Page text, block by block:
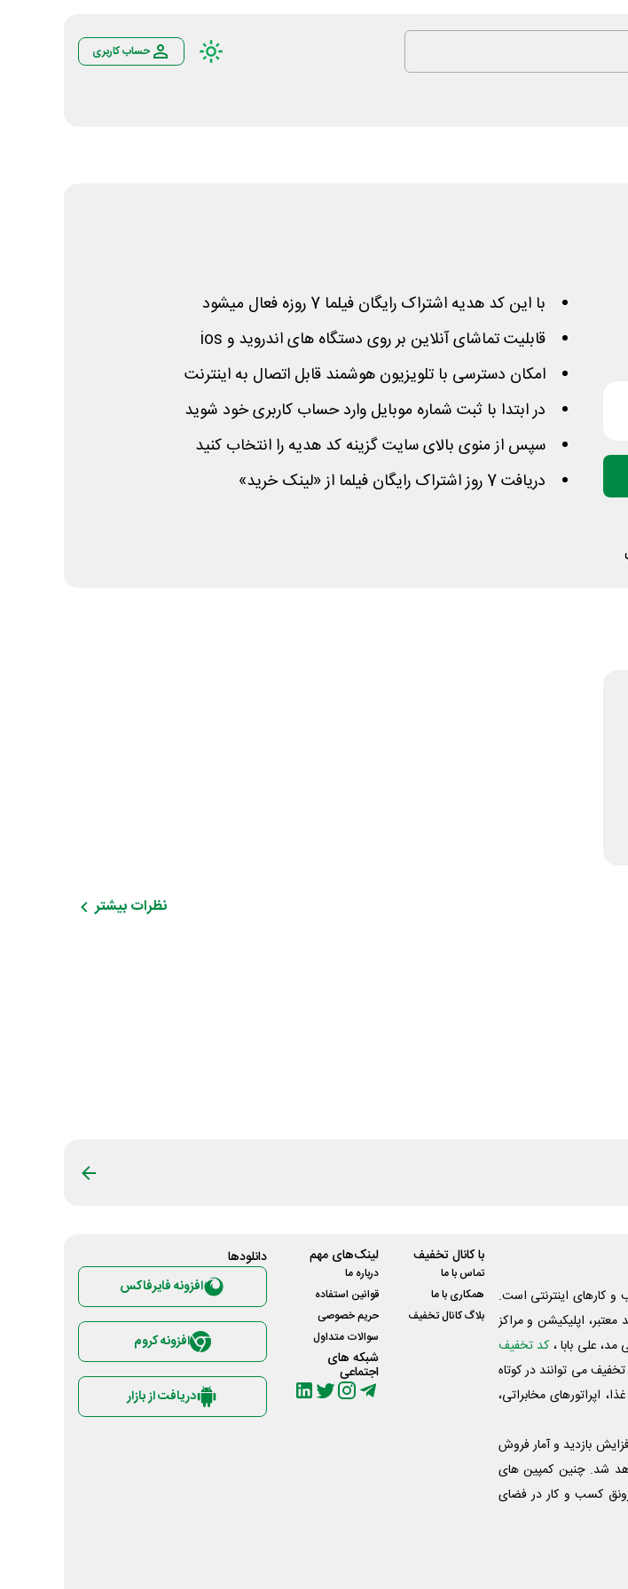
حساب کاربری
با این کد هدیه اشتراک رایگان فیلما 7 روزه فعال میشود
قابلیت تماشای آنلاین بر روی دستگاه های اندروید و ios
امکان دسترسی با تلویزیون هوشمند قابل اتصال به اینترنت
در ابتدا با ثبت شماره موبایل وارد حساب کاربری خود شوید
سپس از منوی بالای سایت گزینه کد هدیه را انتخاب کنید
دریافت 7 روز اشتراک رایگان فیلما از «لینک خرید»
نظرات بیشتر
کارهای اینترنتی است.
اپلیکیشن و مراکز
علی‌ بابا ، کد تخفیف
می توانند در کوتاه
اپراتورهای مخابراتی،
بازدید و آمار فروش
شد. چنین کمپین های
کسب و کار در فضای
با کانال تخفیف
تماس با ما
همکاری با ما
بلاگ کانال تخفیف
لینک‌های مهم
درباره ما
قوانین استفاده
حریم خصوصی
سوالات متداول
شبکه های
اجتماعی
دانلود‌ها
افزونه فایرفاکس
افزونه کروم
دریافت از بازار